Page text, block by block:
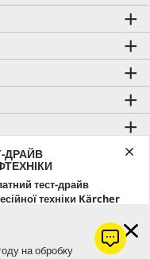
на обробку
ДРАЙВ
тест-драйв
техніки Kärcher
заявку вже зараз!
ЗАМОВИТИ